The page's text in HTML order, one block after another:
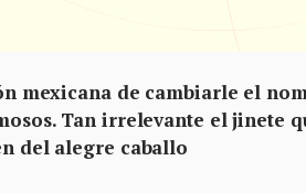
mexicana de cambiarle el
Tan irrelevante el jinete
del alegre caballo